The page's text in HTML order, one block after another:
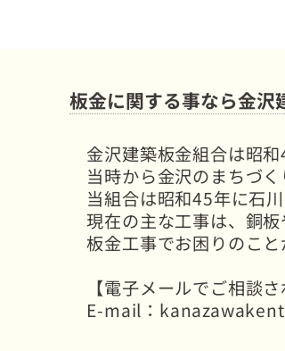
板金に関する事なら金沢
金沢建築板金組合は昭
当時から金沢のまちづ
当組合は昭和45年に石
現在の主な工事は、銅
板金工事でお困りのこ
【電子メールでご相談
E-mail：